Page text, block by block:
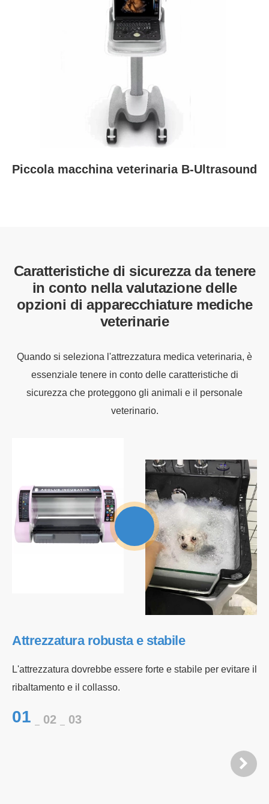
Piccola macchina veterinaria B-Ultrasound
Caratteristiche di sicurezza da tenere
in conto nella valutazione delle
opzioni di apparecchiature mediche
veterinarie
Quando si seleziona l'attrezzatura medica veterinaria, è
essenziale tenere in conto delle caratteristiche di
sicurezza che proteggono gli animali e il personale
veterinario.
Attrezzatura robusta e stabile
L'attrezzatura dovrebbe essere forte e stabile per evitare il
ribaltamento e il collasso.
01 02 03